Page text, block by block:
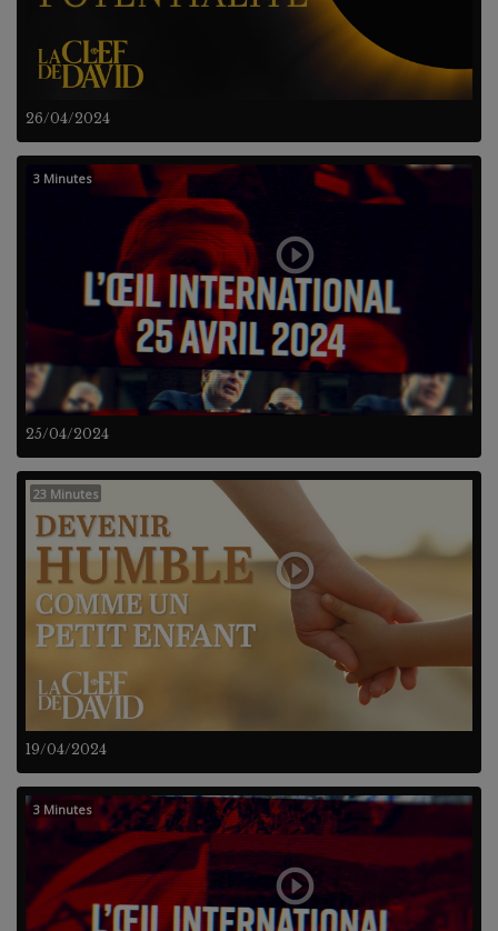
26/04/2024
25/04/2024
3 Minutes
19/04/2024
23 Minutes
3 Minutes